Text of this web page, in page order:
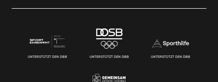
UNTERSTÜTZT DEN DBB UNTERSTÜTZT DEN DBB UNTERSTÜTZT DEN DBB